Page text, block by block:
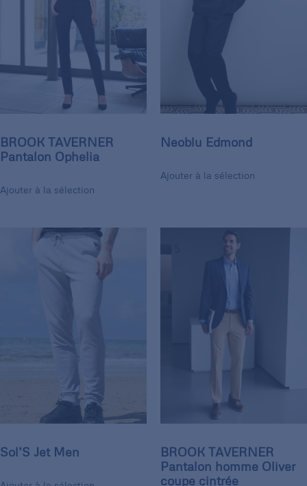
BROOK TAVERNER
Pantalon Ophelia
Ajouter à la sélection
Neoblu Edmond
Ajouter à la sélection
Sol’S Jet Men
BROOK TAVERNER
Pantalon homme Oliver
coupe cintrée